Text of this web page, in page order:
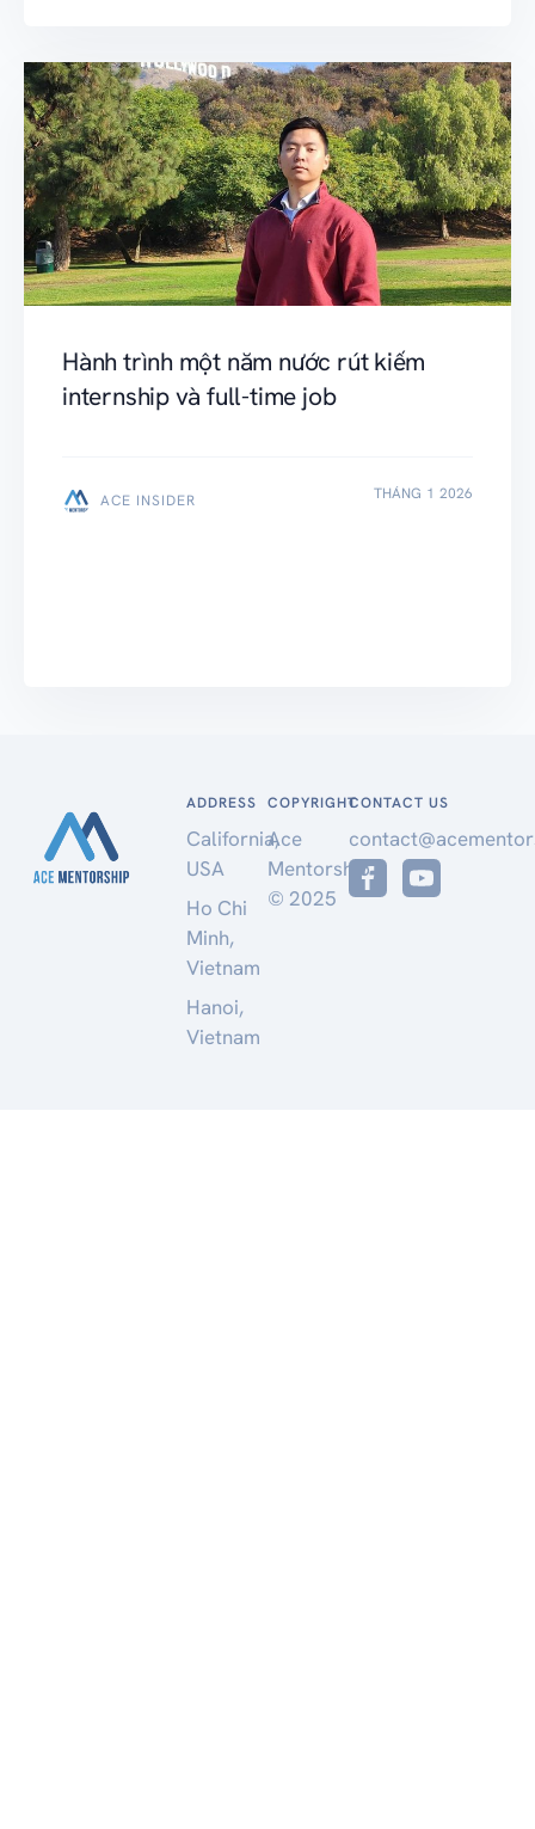
Hành trình một năm nước rút kiếm
internship và full-time job
ACE INSIDER THÁNG 1 2026
ADDRESS
California,
USA
Ho Chi
Minh,
Vietnam
Hanoi,
Vietnam
COPYRIGHT
Ace
Mentorship
© 2025
CONTACT US